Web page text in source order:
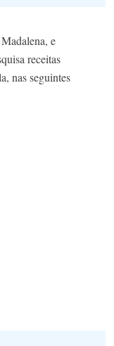
e
receitas
nas seguintes